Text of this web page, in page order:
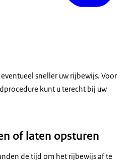
sneller uw rijbewijs. Voor
kunt u terecht bij uw
of laten opsturen
de tijd om het rijbewijs af te